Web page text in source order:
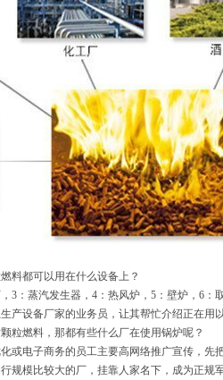
料都可以用在什么设备上？
3：蒸汽发生器，4：热风炉，5：壁炉，6：
产设备厂家的业务员，让其帮忙介绍正在
粒燃料，那都有些什么厂在使用锅炉呢？
或电子商务的员工主要高网络推广宣传，先
规模比较大的厂，挂靠人家名下，成为正规